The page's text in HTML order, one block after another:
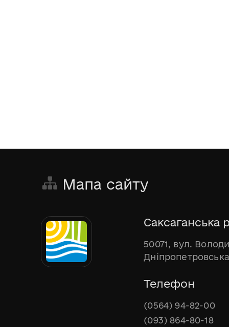
Мапа сайту
Саксаганська
50071, вул.
Телефон
(0564) 94-82-00
(093) 864-80-18